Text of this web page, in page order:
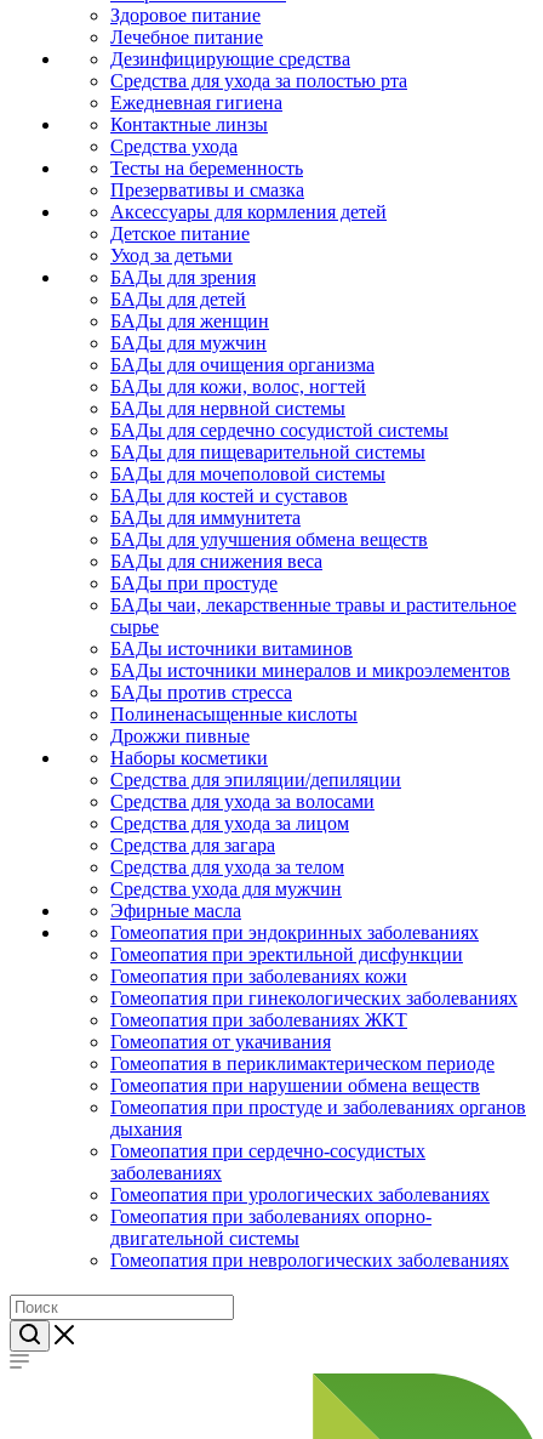
Здоровое питание
Лечебное питание
Дезинфицирующие средства
Средства для ухода за полостью рта
Ежедневная гигиена
Контактные линзы
Средства ухода
Тесты на беременность
Презервативы и смазка
Аксессуары для кормления детей
Детское питание
Уход за детьми
БАДы для зрения
БАДы для детей
БАДы для женщин
БАДы для мужчин
БАДы для очищения организма
БАДы для кожи, волос, ногтей
БАДы для нервной системы
БАДы для сердечно сосудистой системы
БАДы для пищеварительной системы
БАДы для мочеполовой системы
БАДы для костей и суставов
БАДы для иммунитета
БАДы для улучшения обмена веществ
БАДы для снижения веса
БАДы при простуде
БАДы чаи, лекарственные травы и растительное
сырье
БАДы источники витаминов
БАДы источники минералов и микроэлементов
БАДы против стресса
Полиненасыщенные кислоты
Дрожжи пивные
Наборы косметики
Средства для эпиляции/депиляции
Средства для ухода за волосами
Средства для ухода за лицом
Средства для загара
Средства для ухода за телом
Средства ухода для мужчин
Эфирные масла
Гомеопатия при эндокринных заболеваниях
Гомеопатия при эректильной дисфункции
Гомеопатия при заболеваниях кожи
Гомеопатия при гинекологических заболеваниях
Гомеопатия при заболеваниях ЖКТ
Гомеопатия от укачивания
Гомеопатия в периклимактерическом периоде
Гомеопатия при нарушении обмена веществ
Гомеопатия при простуде и заболеваниях органов
дыхания
Гомеопатия при сердечно-сосудистых
заболеваниях
Гомеопатия при урологических заболеваниях
Гомеопатия при заболеваниях опорно-
двигательной системы
Гомеопатия при неврологических заболеваниях